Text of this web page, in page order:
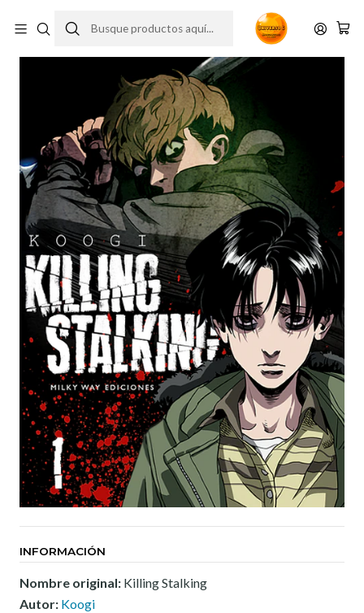
INFORMACIÓN
Nombre original: Killing Stalking
Autor: Koogi